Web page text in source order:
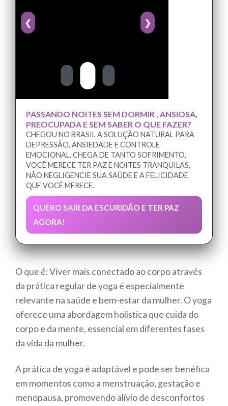
❮ ❯
PASSANDO NOITES SEM DORMIR , ANSIOSA,
PREOCUPADA E SEM SABER O QUE FAZER?
CHEGOU NO BRASIL A SOLUÇÃO NATURAL PARA
DEPRESSÃO, ANSIEDADE E CONTROLE
EMOCIONAL. CHEGA DE TANTO SOFRIMENTO,
VOCÊ MERECE TER PAZ E NOITES TRANQUILAS,
NÃO NEGLIGENCIE SUA SAÚDE E A FELICIDADE
QUE VOCÊ MERECE.
QUERO SAIR DA ESCURIDÃO E TER PAZ
AGORA!
O que é: Viver mais conectado ao corpo através
da prática regular de yoga é especialmente
relevante na saúde e bem-estar da mulher. O yoga
oferece uma abordagem holística que cuida do
corpo e da mente, essencial em diferentes fases
da vida da mulher.
A prática de yoga é adaptável e pode ser benéfica
em momentos como a menstruação, gestação e
menopausa, promovendo alívio de desconfortos